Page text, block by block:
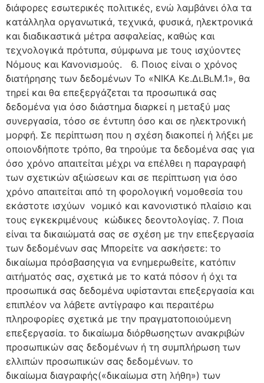
διάφορες εσωτερικές πολιτικές, ενώ λαμβάνει όλα τα
κατάλληλα οργανωτικά, τεχνικά, φυσικά, ηλεκτρονικά
και διαδικαστικά μέτρα ασφαλείας, καθώς και
τεχνολογικά πρότυπα, σύμφωνα με τους ισχύοντες
Νόμους και Κανονισμούς. 6. Ποιος είναι ο χρόνος
διατήρησης των δεδομένων Το «ΝΙΚΑ Κε.Δι.Βι.Μ.1», θα
τηρεί και θα επεξεργάζεται τα προσωπικά σας
δεδομένα για όσο διάστημα διαρκεί η μεταξύ μας
συνεργασία, τόσο σε έντυπη όσο και σε ηλεκτρονική
μορφή. Σε περίπτωση που η σχέση διακοπεί ή λήξει με
οποιονδήποτε τρόπο, θα τηρούμε τα δεδομένα σας για
όσο χρόνο απαιτείται μέχρι να επέλθει η παραγραφή
των σχετικών αξιώσεων και σε περίπτωση για όσο
χρόνο απαιτείται από τη φορολογική νομοθεσία του
εκάστοτε ισχύων νομικό και κανονιστικό πλαίσιο και
τους εγκεκριμένους κώδικες δεοντολογίας. 7. Ποια
είναι τα δικαιώματά σας σε σχέση με την επεξεργασία
των δεδομένων σας Μπορείτε να ασκήσετε: το
δικαίωμα πρόσβασηςγια να ενημερωθείτε, κατόπιν
αιτήματός σας, σχετικά με το κατά πόσον ή όχι τα
προσωπικά σας δεδομένα υφίστανται επεξεργασία και
επιπλέον να λάβετε αντίγραφο και περαιτέρω
πληροφορίες σχετικά με την πραγματοποιούμενη
επεξεργασία. το δικαίωμα διόρθωσηςτων ανακριβών
προσωπικών σας δεδομένων ή τη συμπλήρωση των
ελλιπών προσωπικών σας δεδομένων. το
δικαίωμα διαγραφής(«δικαίωμα στη λήθη») των